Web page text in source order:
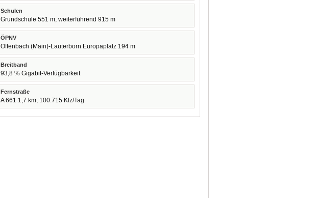
Schulen
Grundschule 551 m, weiterführend 915 m
ÖPNV
Offenbach (Main)-Lauterborn Europaplatz 194 m
Breitband
93,8 % Gigabit-Verfügbarkeit
Fernstraße
A 661 1,7 km, 100.715 Kfz/Tag